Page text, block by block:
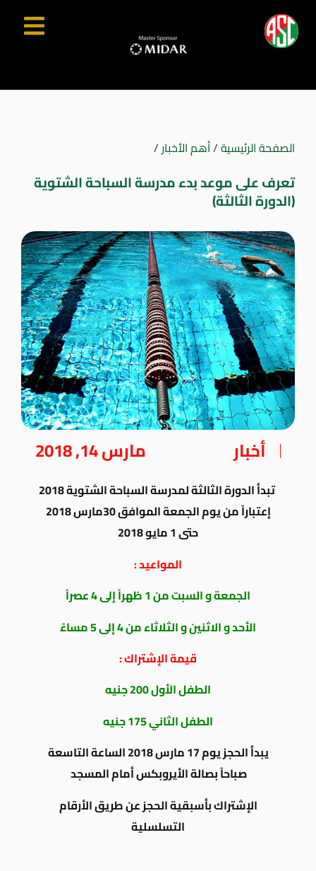
الصفحة الرئيسية/أهم الأخبار/
تعرف على موعد بدء مدرسة السباحة الشتوية
(الدورة الثالثة)
أخبار مارس 14, 2018
تبدأ الدورة الثالثة لمدرسة السباحة الشتوية 2018
إعتباراً من يوم الجمعة الموافق 30مارس 2018
حتى 1 مايو 2018
المواعيد :
الجمعة و السبت من 1 ظهراً إلى 4 عصراً
الأحد و الاثنين و الثلاثاء من 4 إلى 5 مساءً
قيمة الإشتراك :
الطفل الأول 200 جنيه
الطفل الثاني 175 جنيه
يبدأ الحجز يوم 17 مارس 2018 الساعة التاسعة
صباحاً بصالة الأيروبكس أمام المسجد
الإشتراك بأسبقية الحجز عن طريق الأرقام
التسلسلية